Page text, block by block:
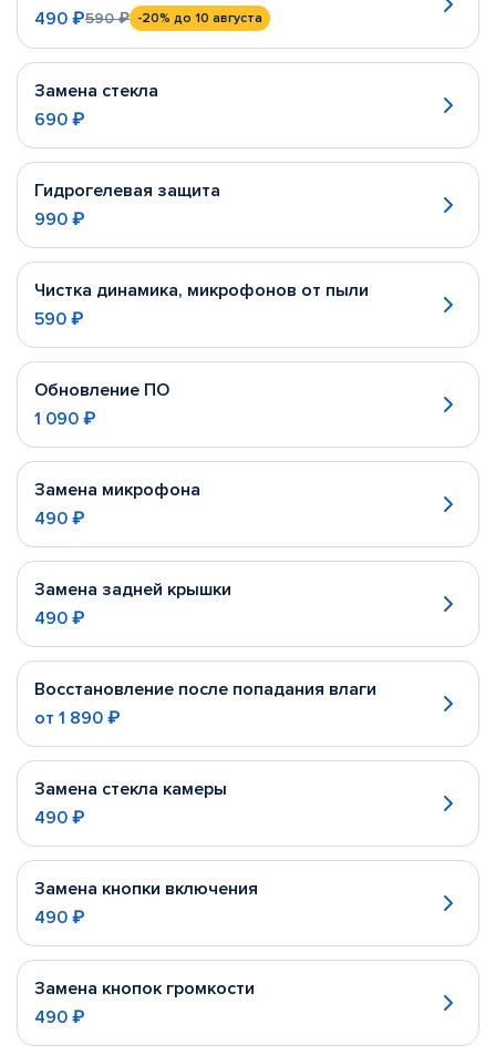
490 ₽590 ₽ -20% до 10 августа
Замена стекла
690 ₽
Гидрогелевая защита
990 ₽
Чистка динамика, микрофонов от пыли
590 ₽
Обновление ПО
1 090 ₽
Замена микрофона
490 ₽
Замена задней крышки
490 ₽
Восстановление после попадания влаги
от 1 890 ₽
Замена стекла камеры
490 ₽
Замена кнопки включения
490 ₽
Замена кнопок громкости
490 ₽